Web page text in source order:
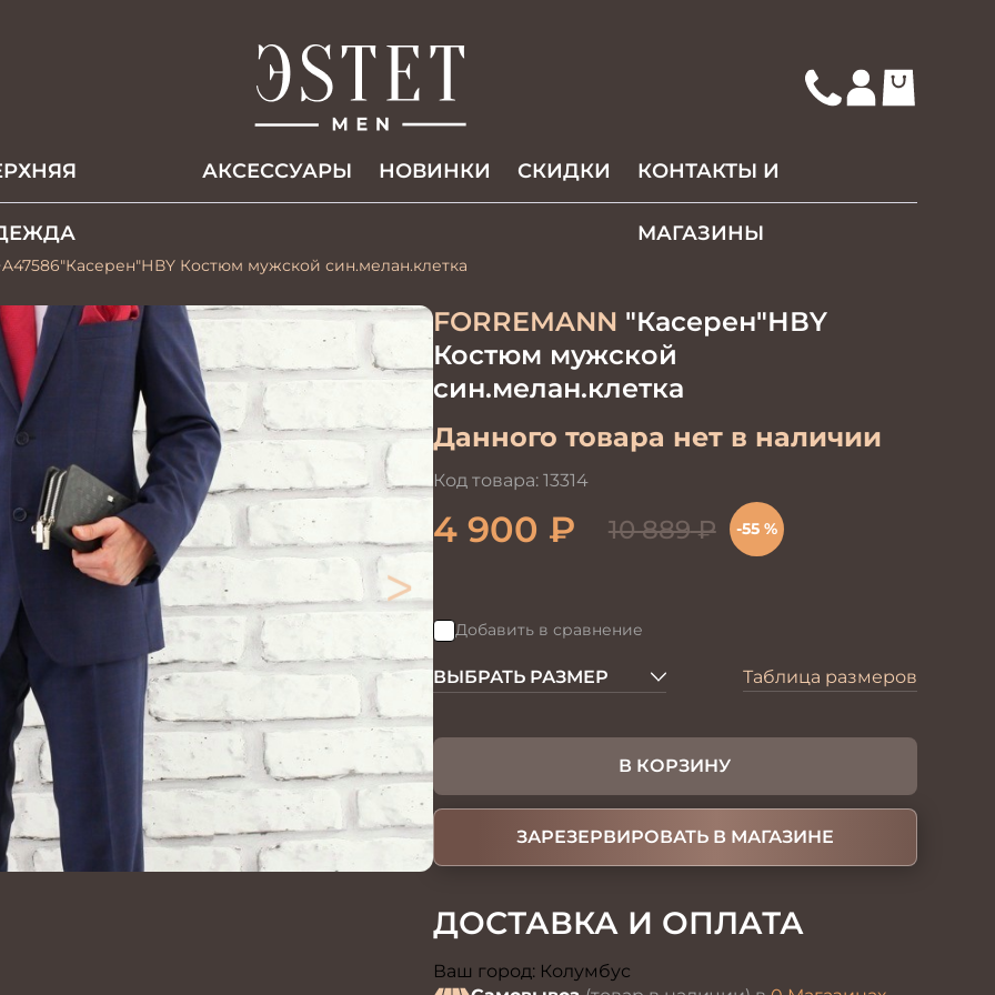
АКCЕССУАРЫ НОВИНКИ СКИДКИ КОНТАКТЫ И
МАГАЗИНЫ
A47586"Касерен"НВY Костюм мужской син.мелан.клетка
>
FORREMANN "Касерен"НВY
Костюм мужской
син.мелан.клетка
Данного товара нет в наличии
Код товара: 13314
4 900 ₽ 10 889₽ -55 %
Добавить в сравнение
ВЫБРАТЬ РАЗМЕР Таблица размеров
В КОРЗИНУ
ЗАРЕЗЕРВИРОВАТЬ В МАГАЗИНЕ
ДОСТАВКА И ОПЛАТА
Ваш город: Колумбус